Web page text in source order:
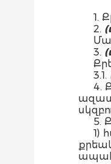
1.
2.
3.
3.1.
4.
5.
1)